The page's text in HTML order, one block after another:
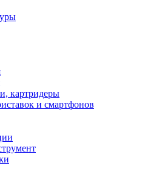
картридеры
и смартфонов